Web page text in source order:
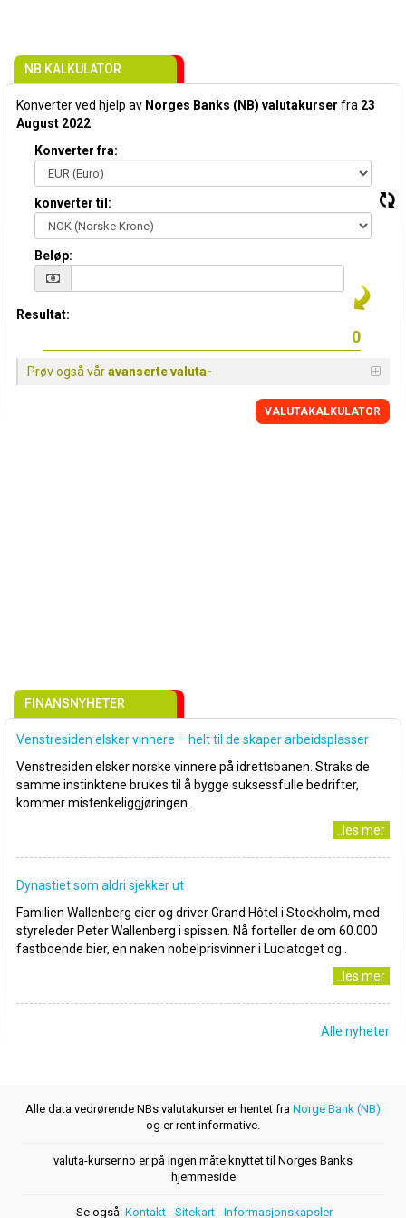
NB KALKULATOR
Konverter ved hjelp av Norges Banks (NB) valutakurser fra 23
August 2022:
Konverter fra:
konverter til:
Beløp:
Resultat:
Prøv også våravanserte valuta-
VALUTAKALKULATOR
FINANSNYHETER
Venstresiden elsker vinnere – helt til de skaper arbeidsplasser
Venstresiden elsker norske vinnere på idrettsbanen. Straks de
samme instinktene brukes til å bygge suksessfulle bedrifter,
kommer mistenkeliggjøringen.
..les mer
Dynastiet som aldri sjekker ut
Familien Wallenberg eier og driver Grand Hôtel i Stockholm, med
styreleder Peter Wallenberg i spissen. Nå forteller de om 60.000
fastboende bier, en naken nobelprisvinner i Luciatoget og..
..les mer
Alle nyheter
Alle data vedrørende NBs valutakurser er hentet fra Norge Bank (NB)
og er rent informative.
valuta-kurser.no er på ingen måte knyttet til Norges Banks
hjemmeside
Se også: Kontakt - Sitekart - Informasjonskapsler